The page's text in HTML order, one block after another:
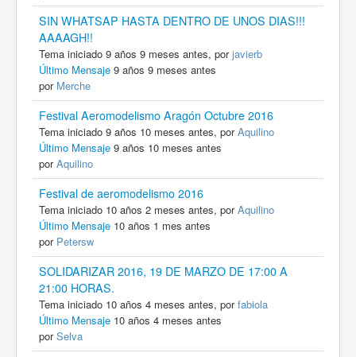
SIN WHATSAP HASTA DENTRO DE UNOS DIAS!!!
AAAAGH!!
Tema iniciado 9 años 9 meses antes, porjavierb
Último Mensaje 9 años 9 meses antes
por Merche
Festival Aeromodelismo Aragón Octubre 2016
Tema iniciado 9 años 10 meses antes, porAquilino
Último Mensaje 9 años 10 meses antes
porAquilino
Festival de aeromodelismo 2016
Tema iniciado 10 años 2 meses antes, porAquilino
Último Mensaje 10 años 1 mes antes
por Petersw
SOLIDARIZAR 2016, 19 DE MARZO DE 17:00 A
21:00 HORAS.
Tema iniciado 10 años 4 meses antes, porfabiola
Último Mensaje 10 años 4 meses antes
porSelva